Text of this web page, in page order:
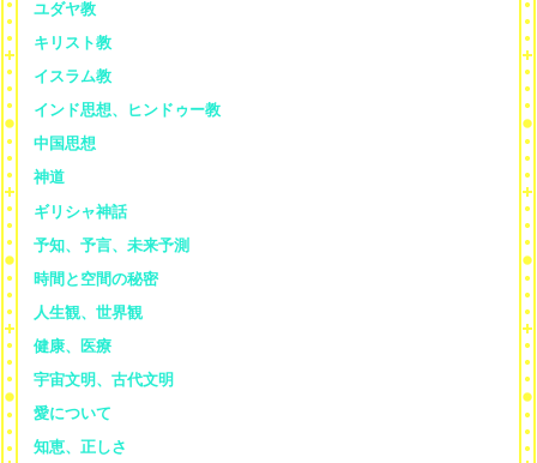
ユダヤ教
キリスト教
イスラム教
インド思想、ヒンドゥー教
中国思想
神道
ギリシャ神話
予知、予言、未来予測
時間と空間の秘密
人生観、世界観
健康、医療
宇宙文明、古代文明
愛について
知恵、正しさ